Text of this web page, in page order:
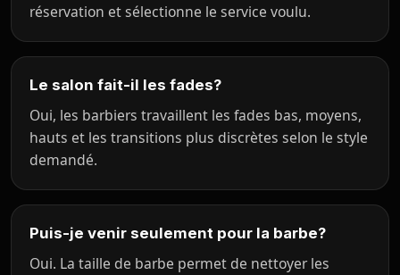
réservation et sélectionne le service voulu.
Le salon fait-il les fades?
Oui, les barbiers travaillent les fades bas, moyens,
hauts et les transitions plus discrètes selon le style
demandé.
Puis-je venir seulement pour la barbe?
Oui. La taille de barbe permet de nettoyer les